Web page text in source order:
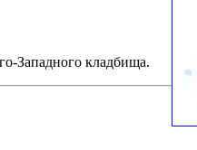
Западного кладбища.